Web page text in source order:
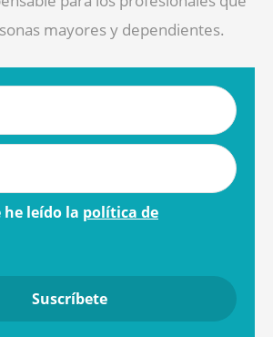
mayores y dependientes.
leído la política de